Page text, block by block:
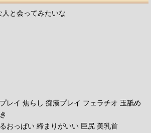
人と会ってみたいな
レイ 焦らし 痴漢プレイ フェラチオ 玉舐め
おっぱい 締まりがいい 巨尻 美乳首